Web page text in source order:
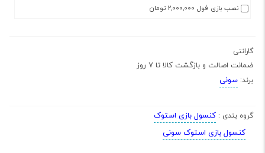
نصب بازی فول 2,000,000 تومان
گارانتی
ضمانت اصالت و بازگشت کالا تا 7 روز
برند: سونی
گروه بندی : کنسول بازی استوک
کنسول بازی استوک سونی